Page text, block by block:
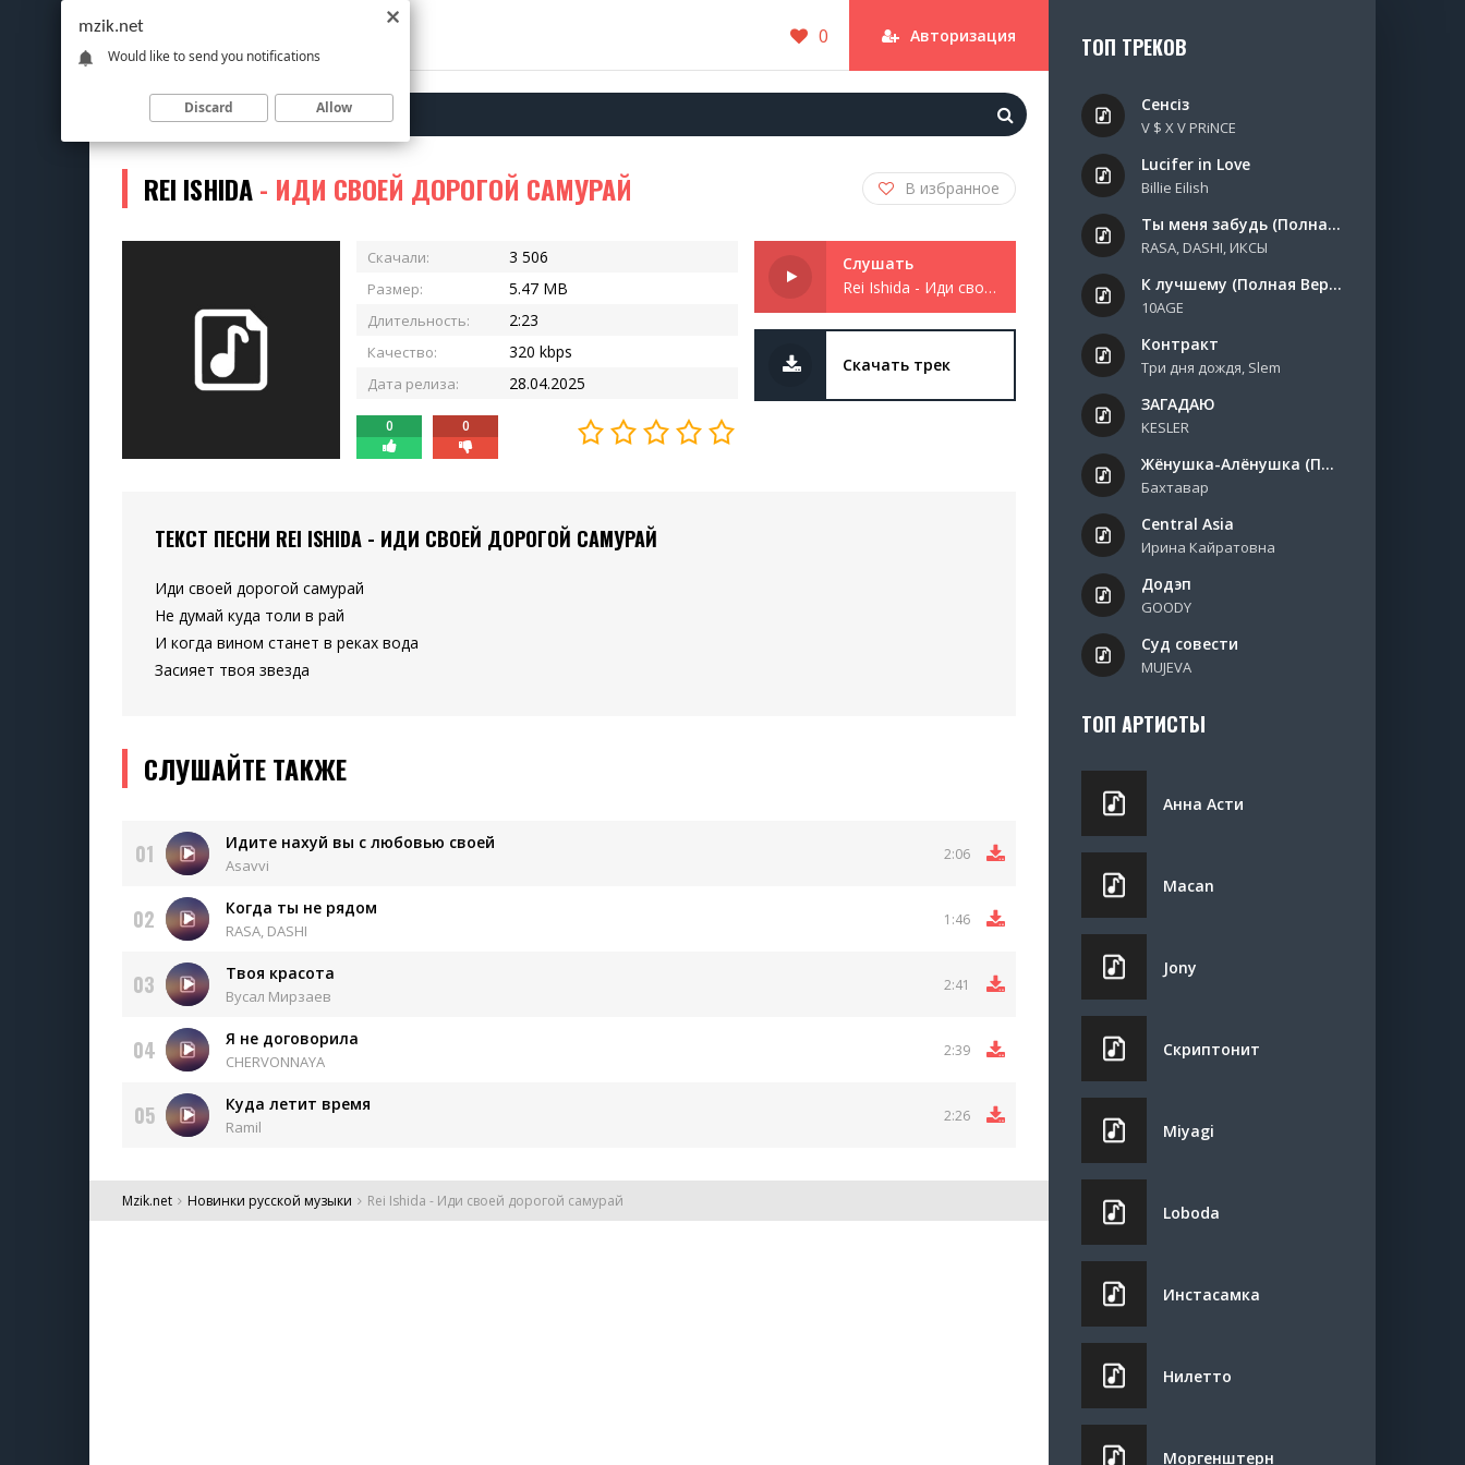
0 Авторизация
REI ISHIDA- ИДИ СВОЕЙ ДОРОГОЙ САМУРАЙ В избранное
Скачали: 3 506
Размер: 5.47 MB
Длительность: 2:23
Качество: 320 kbps
Дата релиза: 28.04.2025
0 0
Слушать
Rei Ishida - Иди своей дорогой самурай
Скачать трек
ТЕКСТ ПЕСНИ REI ISHIDA - ИДИ СВОЕЙ ДОРОГОЙ САМУРАЙ
Иди своей дорогой самурай
Не думай куда толи в рай
И когда вином станет в реках вода
Засияет твоя звезда
СЛУШАЙТЕ ТАКЖЕ
01 Идите нахуй вы с любовью своей
Asavvi
2:06
02 Когда ты не рядом
RASA, DASHI
1:46
03 Твоя красота
Вусал Мирзаев
2:41
04 Я не договорила
CHERVONNAYA
2:39
05 Куда летит время
Ramil
2:26
Mzik.net Новинки русской музыки Rei Ishida - Иди своей дорогой самурай
ТОП ТРЕКОВ
Сенсіз
V $ X V PRiNCE
Lucifer in Love
Billie Eilish
Ты меня забудь (Полная Версия)
RASA, DASHI, ИКСЫ
К лучшему (Полная Версия)
10AGE
Контракт
Три дня дождя, Slem
ЗАГАДАЮ
KESLER
Жёнушка-Алёнушка (Полная Версия)
Бахтавар
Central Asia
Ирина Кайратовна
Додэп
GOODY
Суд совести
MUJEVA
ТОП АРТИСТЫ
Анна Асти
Macan
Jony
Скриптонит
Miyagi
Loboda
Инстасамка
Нилетто
Моргенштерн
mzik.net
Would like to send you notifications
Discard Allow